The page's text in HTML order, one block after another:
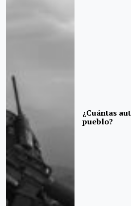
¿Cuántas
pueblo?